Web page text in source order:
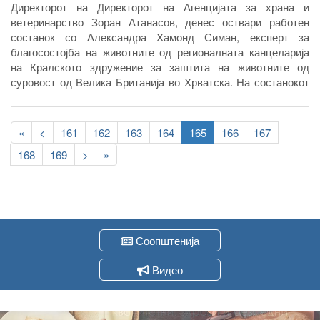
Директорот на Директорот на Агенцијата за храна и
ветеринарство Зоран Атанасов, денес оствари работен
состанок со Александра Хамонд Симан, експерт за
благосостојба на животните од регионалната канцеларија
на Кралското здружение за заштита на животните од
суровост од Велика Британија во Хрватска. На состанокот
кучињата за која се одржува неделава, а прецизирани беа и
деталите за продолжување на соработката на Агенцијата
со ова здружение.
Pagination
First
page
«
Previous
page
< Page
161 Page
162 Page
163 Page
164
Current
page
165 Page
166 Page
167
Page
168 Page
169
Следна
страна
>
Last
page
»
Соопштенија
Видео